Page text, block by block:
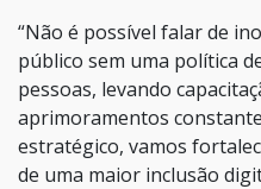
“Não é possível falar de
público sem uma política
pessoas, levando
aprimoramentos
estratégico, vamos
de uma maior inclusão